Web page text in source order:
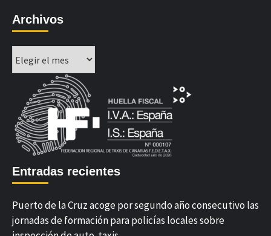
Archivos
Entradas recientes
Puerto de la Cruz acoge por segundo año consecutivo las
jornadas de formación para policías locales sobre